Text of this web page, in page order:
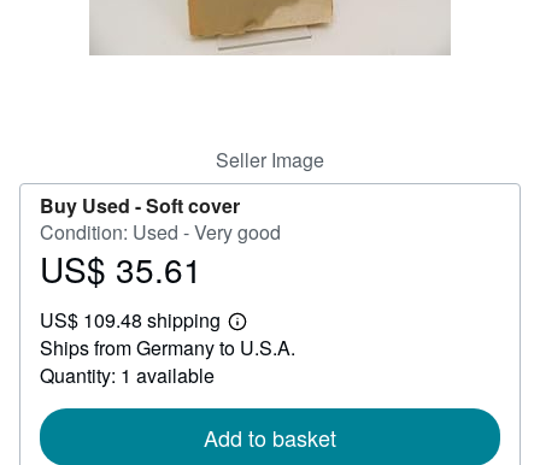
CLOSE
Seller Image
Buy Used -Soft cover
Condition: Used - Very good
Price
35.61
US$ 35.61
US$ 109.48 shipping
Learn
more
Ships from Germany to U.S.A.
Quantity: 1 available
Add to basket